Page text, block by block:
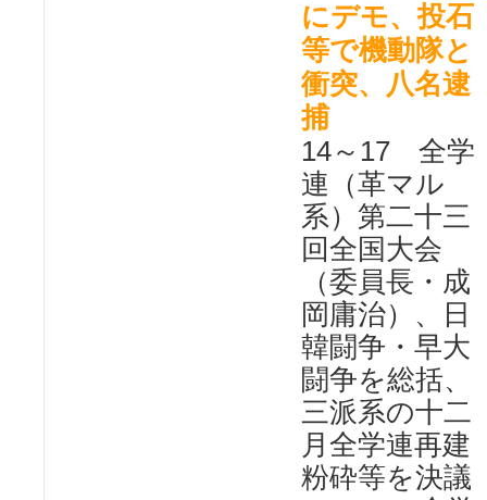
にデモ、投石
等で機動隊と
衝突、八名逮
捕
14～17 全学
連（革マル
系）第二十三
回全国大会
（委員長・成
岡庸治）、日
韓闘争・早大
闘争を総括、
三派系の十二
月全学連再建
粉砕等を決議